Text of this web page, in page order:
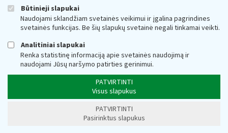
Būtinieji slapukai
Naudojami sklandžiam svetainės veikimui ir įgalina pagrindines
svetainės funkcijas. Be šių slapukų svetainė negali tinkamai veikti.
Analitiniai slapukai
Renka statistinę informaciją apie svetainės naudojimą ir
naudojami Jūsų naršymo patirties gerinimui.
PATVIRTINTI
Visus slapukus
PATVIRTINTI
Pasirinktus slapukus